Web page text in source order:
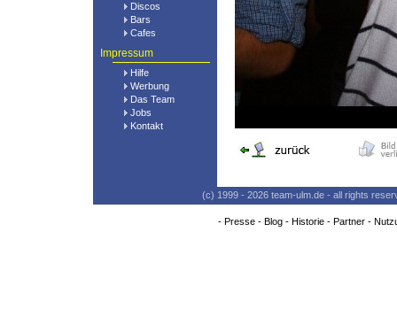
Discos
Bars
Cafes
Impressum
Hilfe
Werbung
Das Team
Jobs
Kontakt
(c) 1999 - 2026 team-ulm.de - all rights
- Presse- Blog- Historie- Partner-